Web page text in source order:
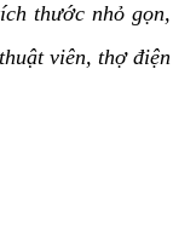
thước nhỏ gọn,
viên, thợ điện